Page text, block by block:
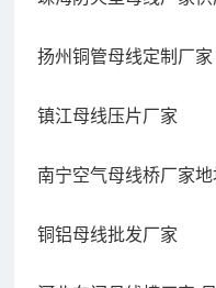
扬州铜管母线定制厂家
镇江母线压片厂家
南宁空气母线桥厂家地
铜铝母线批发厂家